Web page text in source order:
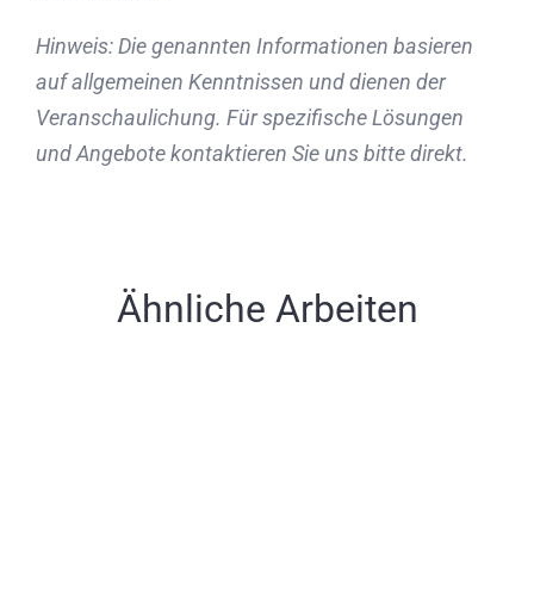
Hinweis: Die genannten Informationen basieren
auf allgemeinen Kenntnissen und dienen der
Veranschaulichung. Für spezifische Lösungen
und Angebote kontaktieren Sie uns bitte direkt.
Ähnliche Arbeiten